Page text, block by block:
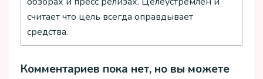
считает что цель всегда оправдывает
средства.
Комментариев пока нет, но вы можете